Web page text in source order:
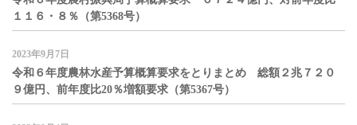
１１６・８％（第5368号）
2023年9月7日
令和６年度農林水産予算概算要求をとりまとめ 総額２兆７２０
９億円、前年度比20％増額要求（第5367号）